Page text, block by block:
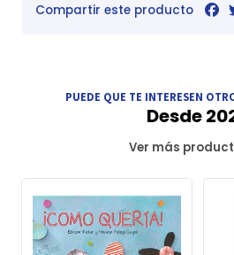
Compartir este producto
PUEDE QUE TE INTERESEN
Desde
Ver más